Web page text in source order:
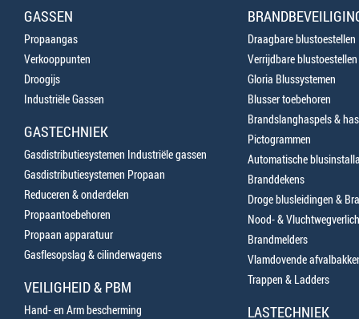
GASSEN
Propaangas
Verkooppunten
Droogijs
Industriële Gassen
GASTECHNIEK
Gasdistributiesystemen Industriële gassen
Gasdistributiesystemen Propaan
Reduceren & onderdelen
Propaantoebehoren
Propaan apparatuur
Gasflesopslag & cilinderwagens
VEILIGHEID & PBM
Hand- en Arm bescherming
Draagbare blustoestellen
Verrijdbare blustoestellen
Gloria Blussystemen
Blusser toebehoren
Brandslanghaspels &
Pictogrammen
Automatische
Branddekens
Droge blusleidingen &
Nood- &
Brandmelders
Vlamdovende
Trappen & Ladders
LASTECHNIEK